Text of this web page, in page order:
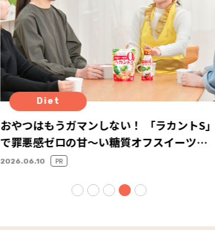
Diet
おやつはもうガマンしない！ 「ラカントS」
で罪悪感ゼロの甘～い糖質オフスイーツで
おやつタイム
2026.06.10 PR